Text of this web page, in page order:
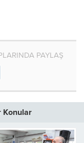
PAYLAŞ
Konular